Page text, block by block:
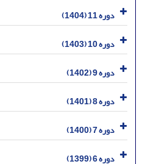
دوره 11 (1404)
دوره 10 (1403)
دوره 9 (1402)
دوره 8 (1401)
دوره 7 (1400)
دوره 6 (1399)